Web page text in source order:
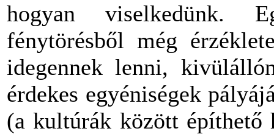
hogyan viselkedünk.
fénytörésből még
idegennek lenni,
érdekes egyéniségek
(a kultúrák között építhető